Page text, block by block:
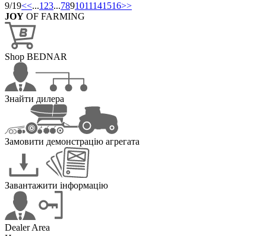
9/19<<...123...7891011141516>>
JOY OF FARMING
Shop BEDNAR
Знайти дилера
Замовити демонстрацію агрегата
Завантажити інформацію
Dealer Area